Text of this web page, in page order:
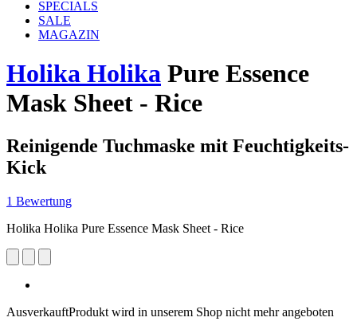
SPECIALS
SALE
MAGAZIN
Holika Holika Pure Essence
Mask Sheet - Rice
Reinigende Tuchmaske mit Feuchtigkeits-
Kick
1 Bewertung
Holika Holika Pure Essence Mask Sheet - Rice
AusverkauftProdukt wird in unserem Shop nicht mehr angeboten